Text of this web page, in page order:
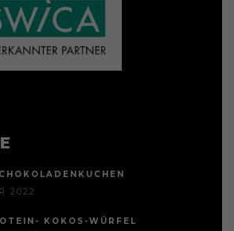
2022
KOKOS-WÜRFEL